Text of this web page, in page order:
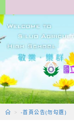
轉
至
要
容
> -首頁公告(勿勾選)